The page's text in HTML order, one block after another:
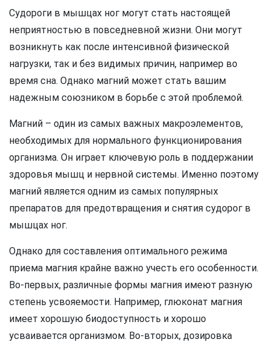
Судороги в мышцах ног могут стать настоящей
неприятностью в повседневной жизни. Они могут
возникнуть как после интенсивной физической
нагрузки, так и без видимых причин, например во
время сна. Однако магний может стать вашим
надежным союзником в борьбе с этой проблемой.
Магний – один из самых важных макроэлементов,
необходимых для нормального функционирования
организма. Он играет ключевую роль в поддержании
здоровья мышц и нервной системы. Именно поэтому
магний является одним из самых популярных
препаратов для предотвращения и снятия судорог в
мышцах ног.
Однако для составления оптимального режима
приема магния крайне важно учесть его особенности.
Во-первых, различные формы магния имеют разную
степень усвояемости. Например, глюконат магния
имеет хорошую биодоступность и хорошо
усваивается организмом. Во-вторых, дозировка